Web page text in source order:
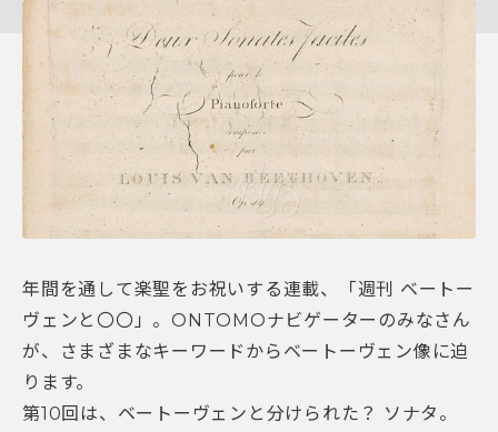
年間を通して楽聖をお祝いする連載、「週刊 ベートー
ヴェンと〇〇」。ONTOMOナビゲーターのみなさん
が、さまざまなキーワードからベートーヴェン像に迫
ります。
第10回は、ベートーヴェンと分けられた？ ソナタ。